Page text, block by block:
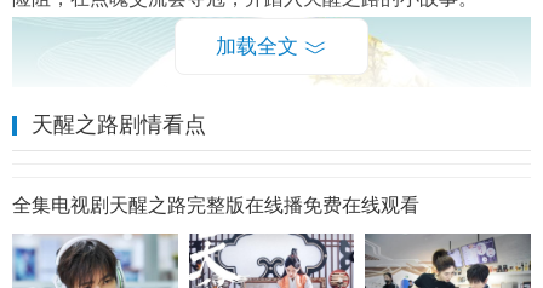
加载全文
天醒之路剧情看点
全集电视剧天醒之路完整版在线播免费在线观看